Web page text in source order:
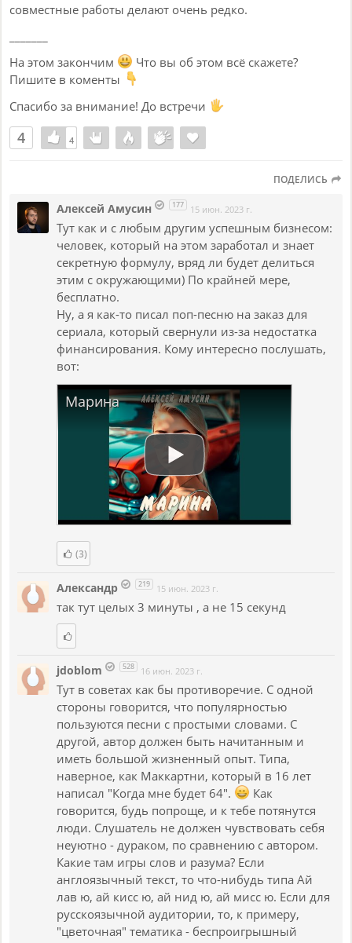
совместные работы делают очень редко.
На этом закончим
Что вы об этом всё скажете?
Пишите в коменты
Спасибо за внимание! До встречи
4 4
4
ПОДЕЛИСЬ
Алексей Амусин 177 15 июн. 2023 г.
Тут как и с любым другим успешным бизнесом:
человек, который на этом заработал и знает
секретную формулу, вряд ли будет делиться
этим с окружающими) По крайней мере,
бесплатно.
Ну, а я как-то писал поп-песню на заказ для
сериала, который свернули из-за недостатка
финансирования. Кому интересно послушать,
вот:
Марина
(3)
Александр 219 15 июн. 2023 г.
так тут целых 3 минуты , а не 15 секунд
jdoblom 528 16 июн. 2023 г.
Тут в советах как бы противоречие. С одной
стороны говорится, что популярностью
пользуются песни с простыми словами. С
другой, автор должен быть начитанным и
иметь большой жизненный опыт. Типа,
наверное, как Маккартни, который в 16 лет
написал "Когда мне будет 64".
Как
говорится, будь попроще, и к тебе потянутся
люди. Слушатель не должен чувствовать себя
неуютно - дураком, по сравнению с автором.
Какие там игры слов и разума? Если
англоязычный текст, то что-нибудь типа Ай
лав ю, ай кисс ю, ай нид ю, ай мисс ю. Если для
русскоязычной аудитории, то, к примеру,
"цветочная" тематика - беспроигрышный